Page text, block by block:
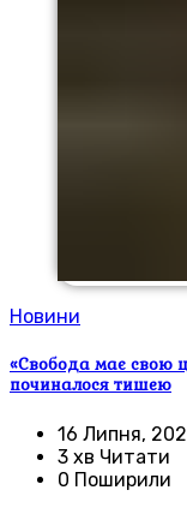
Новини
«Свобода має свою
починалося тишею
16 Липня,
3 хв Читати
0 Поширили